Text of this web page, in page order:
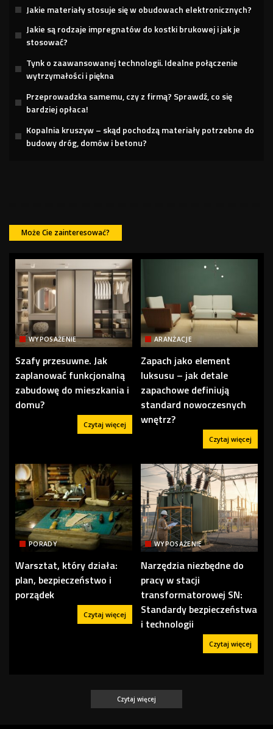
Jakie materiały stosuje się w obudowach elektronicznych?
Jakie są rodzaje impregnatów do kostki brukowej i jak je
stosować?
Tynk o zaawansowanej technologii. Idealne połączenie
wytrzymałości i piękna
Przeprowadzka samemu, czy z firmą? Sprawdź, co się
bardziej opłaca!
Kopalnia kruszyw – skąd pochodzą materiały potrzebne do
budowy dróg, domów i betonu?
Może Cie zainteresować?
WYPOSAŻENIE
Szafy przesuwne. Jak
zaplanować funkcjonalną
zabudowę do mieszkania i
domu?
Czytaj więcej
ARANŻACJE
Zapach jako element
luksusu – jak detale
zapachowe definiują
standard nowoczesnych
wnętrz?
Czytaj więcej
PORADY
Warsztat, który działa:
plan, bezpieczeństwo i
porządek
Czytaj więcej
WYPOSAŻENIE
Narzędzia niezbędne do
pracy w stacji
transformatorowej SN:
Standardy bezpieczeństwa
i technologii
Czytaj więcej
Czytaj więcej